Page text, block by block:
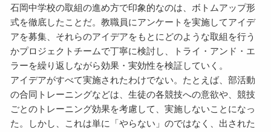
石岡中学校の取組の進め方で印象的なのは、ボトムアップ形
式を徹底したことだ。教職員にアンケートを実施してアイデ
アを募集、それらのアイデアをもとにどのような取組を行う
かプロジェクトチームで丁寧に検討し、トライ・アンド・エ
ラーを繰り返しながら効果・実効性を検証していく。
アイデアがすべて実施されたわけでない。たとえば、部活動
の合同トレーニングなどは、生徒の各競技への意欲や、競技
ごとのトレーニング効果を考慮して、実施しないことになっ
た。しかし、これは単に「やらない」のではなく、出された